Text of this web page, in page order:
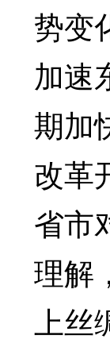
势变
加速
期加
改革
省市
理解
上丝